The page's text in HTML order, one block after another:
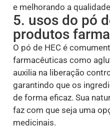
e melhorando a
5. usos do pó
produtos
O pó de HEC é
farmacêuticas como
auxilia na liberação
garantindo que os
de forma eficaz. Sua
faz com que seja uma
medicinais.